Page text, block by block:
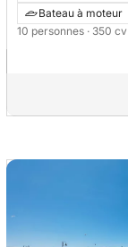
Bateau à moteur
10 personnes · 350 cv